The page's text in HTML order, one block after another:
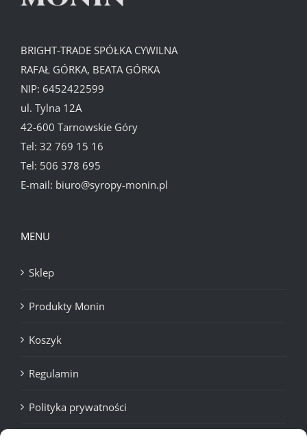
BRIGHT-TRADE SPÓŁKA CYWILNA
RAFAŁ GÓRKA, BEATA GÓRKA
NIP: 6452422599
ul. Tylna 12A
42-600 Tarnowskie Góry
Tel: 32 769 15 16
Tel: 506 378 695
E-mail: biuro@syropy-monin.pl
MENU
Sklep
Produkty Monin
Koszyk
Regulamin
Polityka prywatności